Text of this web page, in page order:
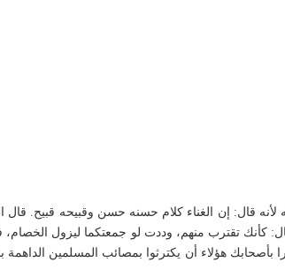
لأنه قال: إن الغناء كلام حسنه حسن وقبيحه قبيح.
كأنك تقترب منهم، وددت لو جمعتكما ليزول
بأصحابك هؤلاء أن يكترثوا بمصائب المسلمين الداهمة